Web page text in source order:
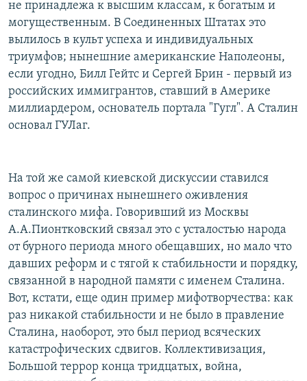
не принадлежа к высшим классам, к богатым и
могущественным. В Соединенных Штатах это
вылилось в культ успеха и индивидуальных
триумфов; нынешние американские Наполеоны,
если угодно, Билл Гейтс и Сергей Брин - первый из
российских иммигрантов, ставший в Америке
миллиардером, основатель портала "Гугл". А Сталин
основал ГУЛаг.
На той же самой киевской дискуссии ставился
вопрос о причинах нынешнего оживления
сталинского мифа. Говоривший из Москвы
А.А.Пионтковский связал это с усталостью народа
от бурного периода много обещавших, но мало что
давших реформ и с тягой к стабильности и порядку,
связанной в народной памяти с именем Сталина.
Вот, кстати, еще один пример мифотворчества: как
раз никакой стабильности и не было в правление
Сталина, наоборот, это был период всяческих
катастрофических сдвигов. Коллективизация,
Большой террор конца тридцатых, война,